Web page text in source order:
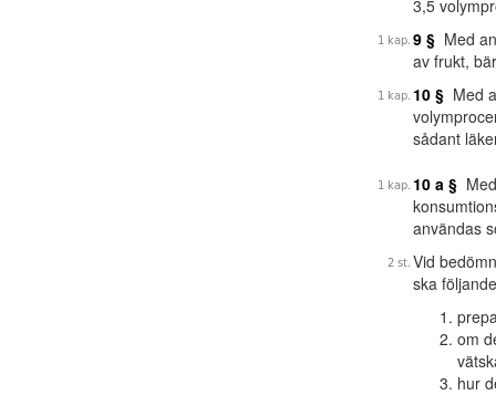
3,5
9 § Med
av frukt,
10 § Med
sådant
10 a §
användas
Vid
ska
om
hur